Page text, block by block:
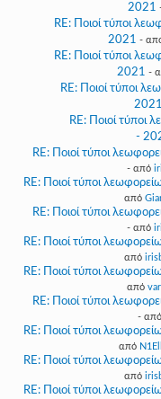
2021
RE: Ποιοί τύποι
2021 -
RE: Ποιοί τύποι
2021 -
RE: Ποιοί τύποι
2021
RE: Ποιοί τύποι
-
RE: Ποιοί τύποι
- από
RE: Ποιοί τύποι
από
RE: Ποιοί τύποι
- από
RE: Ποιοί τύποι
από
RE: Ποιοί τύποι
από
RE: Ποιοί τύποι
- από
RE: Ποιοί τύποι
από
RE: Ποιοί τύποι
από
RE: Ποιοί τύποι